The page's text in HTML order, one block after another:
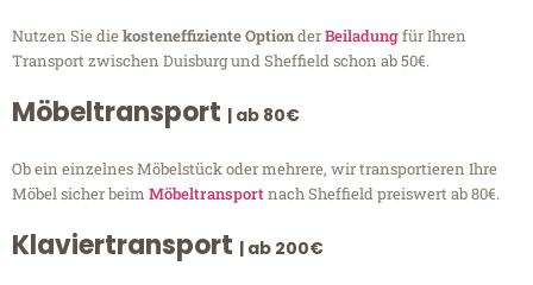
Nutzen Sie diekosteneffiziente OptionderBeiladungfür Ihren
Transport zwischen Duisburg und Sheffield schon ab 50€.
Möbeltransport | ab 80€
Ob ein einzelnes Möbelstück oder mehrere, wir transportieren Ihre
Möbel sicher beim Möbeltransportnach Sheffield preiswert ab 80€.
Klaviertransport | ab 200€